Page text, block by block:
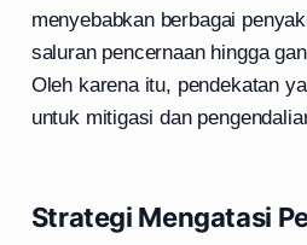
menyebabkan berbagai
saluran pencernaan hingga
Oleh karena itu, pendekatan
untuk mitigasi dan
Strategi Mengatasi